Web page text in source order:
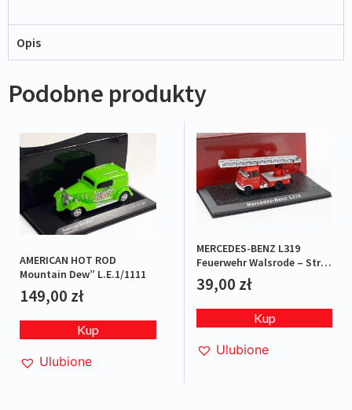
Opis
Podobne produkty
AMERICAN HOT ROD
Mountain Dew” L.E.1/1111
149,00 zł
Kup
Ulubione
MERCEDES-BENZ L319
Feuerwehr Walsrode – Straż
pożarna
39,00 zł
Kup
Ulubione